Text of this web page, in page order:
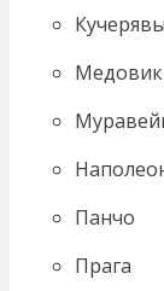
Медовик
Панчо
Прага